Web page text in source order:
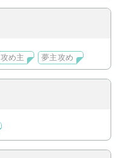
攻め主 夢主攻め